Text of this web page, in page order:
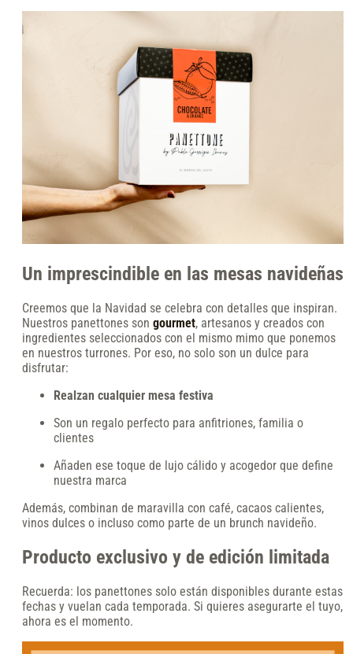
Un imprescindible en las mesas navideñas
Creemos que la Navidad se celebra con detalles que inspiran.
Nuestros panettones son gourmet, artesanos y creados con
ingredientes seleccionados con el mismo mimo que ponemos
en nuestros turrones. Por eso, no solo son un dulce para
disfrutar:
Realzan cualquier mesa festiva
Son un regalo perfecto para anfitriones, familia o
clientes
Añaden ese toque de lujo cálido y acogedor que define
nuestra marca
Además, combinan de maravilla con café, cacaos calientes,
vinos dulces o incluso como parte de un brunch navideño.
Producto exclusivo y de edición limitada
Recuerda: los panettones solo están disponibles durante estas
fechas y vuelan cada temporada. Si quieres asegurarte el tuyo,
ahora es el momento.